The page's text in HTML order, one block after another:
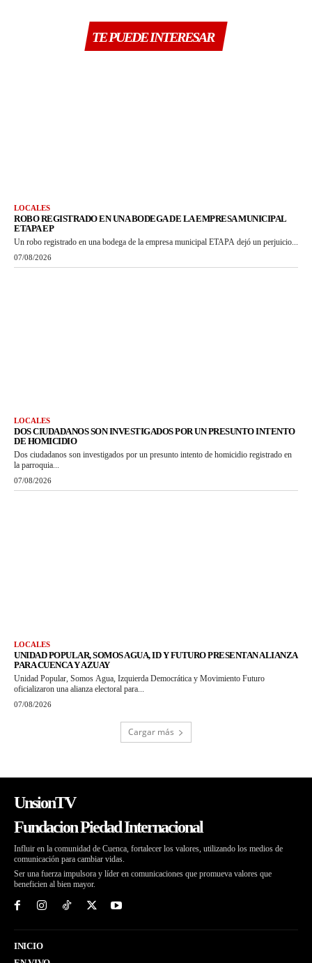
TE PUEDE INTERESAR
LOCALES
ROBO REGISTRADO EN UNA BODEGA DE LA EMPRESA MUNICIPAL
ETAPA EP
Un robo registrado en una bodega de la empresa municipal ETAPA dejó un perjuicio...
07/08/2026
LOCALES
DOS CIUDADANOS SON INVESTIGADOS POR UN PRESUNTO INTENTO
DE HOMICIDIO
Dos ciudadanos son investigados por un presunto intento de homicidio registrado en
la parroquia...
07/08/2026
LOCALES
UNIDAD POPULAR, SOMOS AGUA, ID Y FUTURO PRESENTAN ALIANZA
PARA CUENCA Y AZUAY
Unidad Popular, Somos Agua, Izquierda Democrática y Movimiento Futuro
oficializaron una alianza electoral para...
07/08/2026
Cargar más
UnsionTV
Fundacion Piedad Internacional
Influir en la comunidad de Cuenca, fortalecer los valores, utilizando los medios de
comunicación para cambiar vidas.
Ser una fuerza impulsora y líder en comunicaciones que promueva valores que
beneficien al bien mayor.
INICIO